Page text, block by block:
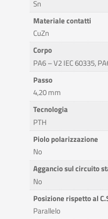
Sn
Materiale contatti
CuZn
Corpo
PA6 – V2 IEC 60335,
Passo
4,20 mm
Tecnologia
PTH
Piolo polarizzazione
No
Aggancio sul circuito
No
Posizione rispetto al
Parallelo